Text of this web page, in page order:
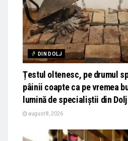
DIN DOLJ
Țestul oltenesc, pe drumul
pâinii coapte ca pe vremea
lumină de specialiștii din Dolj
august 8, 2026